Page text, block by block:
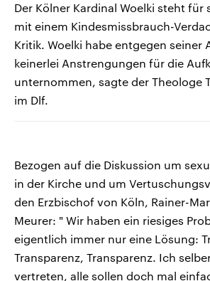
Der Kölner Kardinal Woelki steht für
mit einem Kindesmissbrauch-
Kritik. Woelki habe entgegen seiner
keinerlei Anstrengungen für die
unternommen, sagte der Theologe
im Dlf.
Bezogen auf die Diskussion um
in der Kirche und um
den Erzbischof von Köln, Rainer-
Meurer: " Wir haben ein riesiges
eigentlich immer nur eine Lösung:
Transparenz, Transparenz. Ich
vertreten, alle sollen doch mal